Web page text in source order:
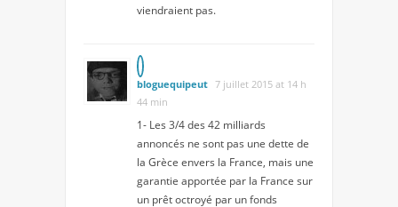
viendraient pas.
bloguequipeut 7 juillet 2015 at 14 h
44 min
1- Les 3/4 des 42 milliards
annoncés ne sont pas une dette de
la Grèce envers la France, mais une
garantie apportée par la France sur
un prêt octroyé par un fonds